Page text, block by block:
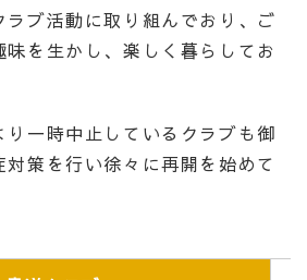
ブ活動に取り組んでおり、ご
を生かし、楽しく暮らしてお
り一時中止しているクラブも御
策を行い徐々に再開を始めて